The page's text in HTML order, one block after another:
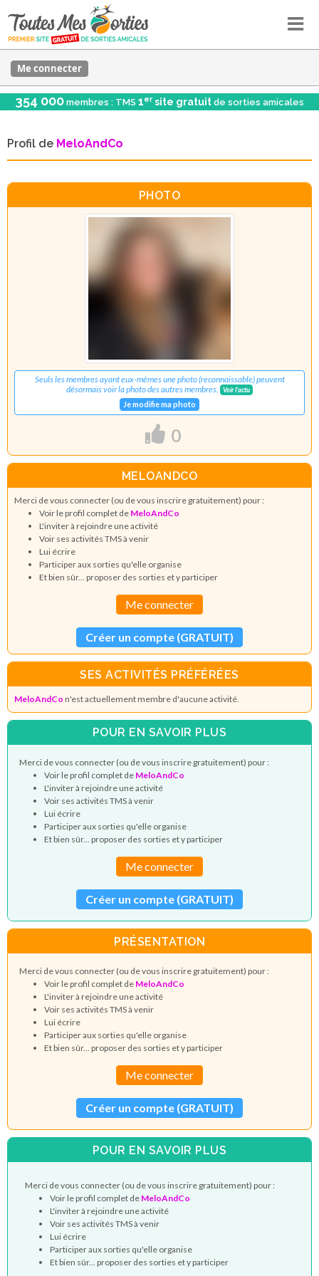
Me connecter
354 000 membres : TMS 1er site gratuit de sorties amicales
Profil de MeloAndCo
PHOTO
Seuls les membres ayant eux-mêmes une photo (reconnaissable) peuvent
désormais voir la photo des autres membres.
Voir l'actu
Je modifie ma photo
0
MELOANDCO
Merci de vous connecter (ou de vous inscrire gratuitement) pour :
Voir le profil complet de MeloAndCo
L'inviter à rejoindre une activité
Voir ses activités TMS à venir
Lui écrire
Participer aux sorties qu'elle organise
Et bien sûr... proposer des sorties et y participer
Me connecter
Créer un compte (GRATUIT)
SES ACTIVITÉS PRÉFÉRÉES
MeloAndCo n'est actuellement membre d'aucune activité.
POUR EN SAVOIR PLUS
Merci de vous connecter (ou de vous inscrire gratuitement) pour :
Voir le profil complet de MeloAndCo
L'inviter à rejoindre une activité
Voir ses activités TMS à venir
Lui écrire
Participer aux sorties qu'elle organise
Et bien sûr... proposer des sorties et y participer
Me connecter
Créer un compte (GRATUIT)
PRÉSENTATION
Merci de vous connecter (ou de vous inscrire gratuitement) pour :
Voir le profil complet de MeloAndCo
L'inviter à rejoindre une activité
Voir ses activités TMS à venir
Lui écrire
Participer aux sorties qu'elle organise
Et bien sûr... proposer des sorties et y participer
Me connecter
Créer un compte (GRATUIT)
POUR EN SAVOIR PLUS
Merci de vous connecter (ou de vous inscrire gratuitement) pour :
Voir le profil complet de MeloAndCo
L'inviter à rejoindre une activité
Voir ses activités TMS à venir
Lui écrire
Participer aux sorties qu'elle organise
Et bien sûr... proposer des sorties et y participer